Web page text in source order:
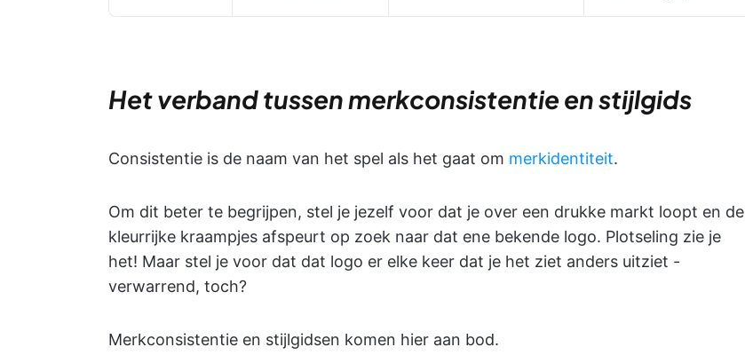
Het verband tussen merkconsistentie en stijlgids
Consistentie is de naam van het spel als het gaat om merkidentiteit.
Om dit beter te begrijpen, stel je jezelf voor dat je over een drukke markt loopt en de
kleurrijke kraampjes afspeurt op zoek naar dat ene bekende logo. Plotseling zie je
het! Maar stel je voor dat dat logo er elke keer dat je het ziet anders uitziet -
verwarrend, toch?
Merkconsistentie en stijlgidsen komen hier aan bod.